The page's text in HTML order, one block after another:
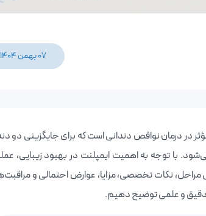
07 بهمن 1404
در درمان نواقص دندانی است که برای جایگزینی دو
با توجه به اهمیت ایمپلنت در بهبود زیبایی،
نکات تخصصی، مزایا، عوارض احتمالی و
دقیق و علمی توضیح دهیم.